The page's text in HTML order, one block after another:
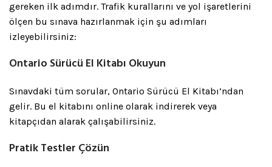
gereken ilk adımdır. Trafik kurallarını ve yol işaretlerini
ölçen bu sınava hazırlanmak için şu adımları
izleyebilirsiniz:
Ontario Sürücü El Kitabı Okuyun
Sınavdaki tüm sorular, Ontario Sürücü El Kitabı’ndan
gelir. Bu el kitabını online olarak indirerek veya
kitapçıdan alarak çalışabilirsiniz.
Pratik Testler Çözün